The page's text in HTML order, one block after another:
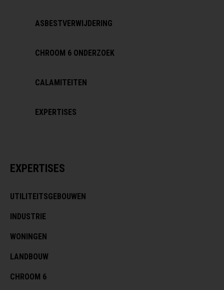
ASBESTVERWIJDERING
CHROOM 6 ONDERZOEK
CALAMITEITEN
EXPERTISES
EXPERTISES
UTILITEITSGEBOUWEN
INDUSTRIE
WONINGEN
LANDBOUW
CHROOM 6